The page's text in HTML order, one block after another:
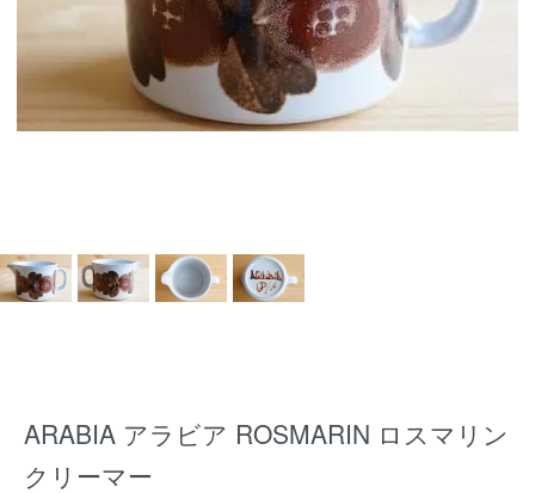
ARABIA アラビア ROSMARIN ロスマリン
クリーマー